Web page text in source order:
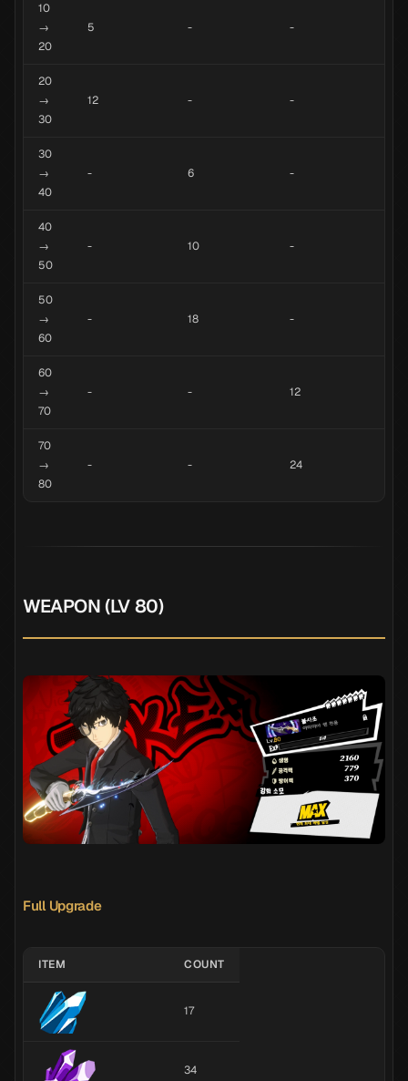
10
→
20
5 - -
20
→
30
12 - -
30
→
40
- 6 -
40
→
50
- 10 -
50
→
60
- 18 -
60
→
70
- - 12
70
→
80
- - 24
WEAPON (LV 80)
Full Upgrade
ITEM COUNT
17
34